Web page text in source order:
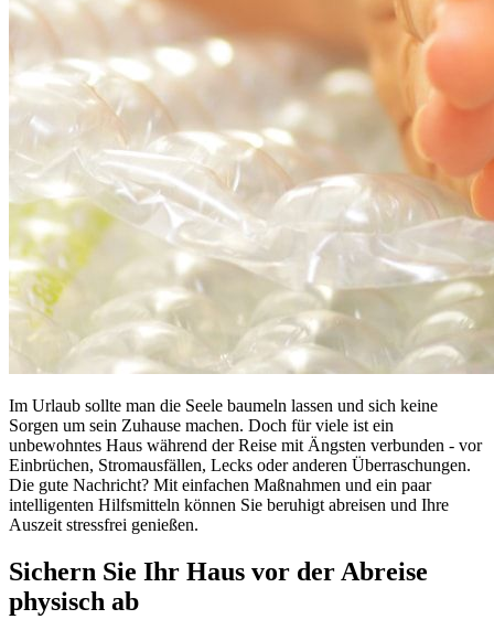
Im Urlaub sollte man die Seele baumeln lassen und sich keine
Sorgen um sein Zuhause machen. Doch für viele ist ein
unbewohntes Haus während der Reise mit Ängsten verbunden - vor
Einbrüchen, Stromausfällen, Lecks oder anderen Überraschungen.
Die gute Nachricht? Mit einfachen Maßnahmen und ein paar
intelligenten Hilfsmitteln können Sie beruhigt abreisen und Ihre
Auszeit stressfrei genießen.
Sichern Sie Ihr Haus vor der Abreise
physisch ab